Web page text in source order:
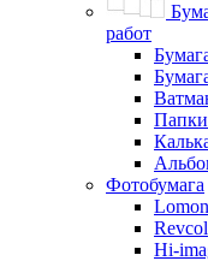
работ
Папки
Фотобумага
Revcol
Hi-